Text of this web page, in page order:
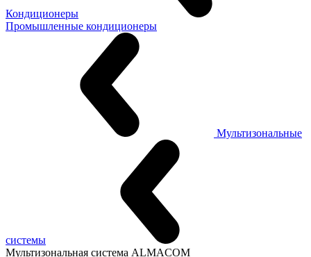
Кондиционеры
Промышленные кондиционеры
Мультизональные
системы
Мультизональная система ALMACOM